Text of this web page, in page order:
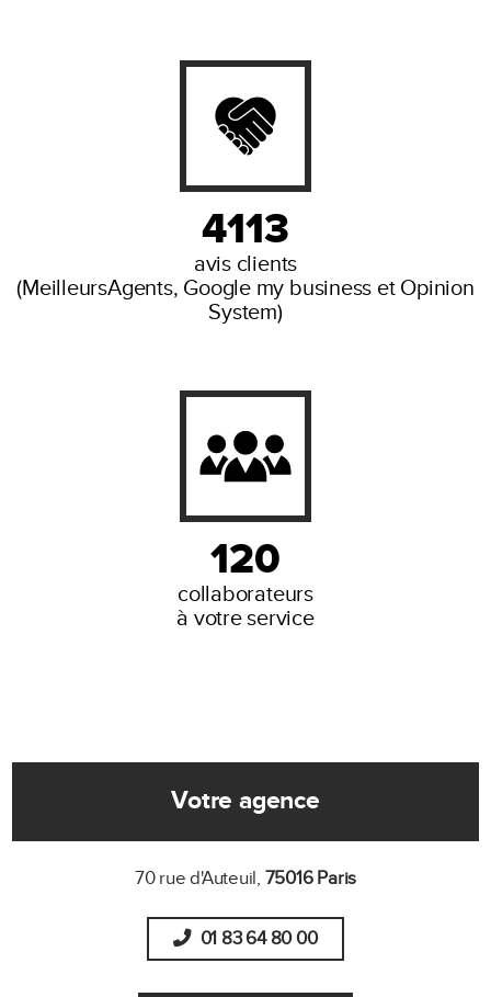
4113
avis clients
(MeilleursAgents, Google my business et Opinion
System)
120
collaborateurs
à votre service
Votre agence
70 rue d'Auteuil, 75016 Paris
01 83 64 80 00